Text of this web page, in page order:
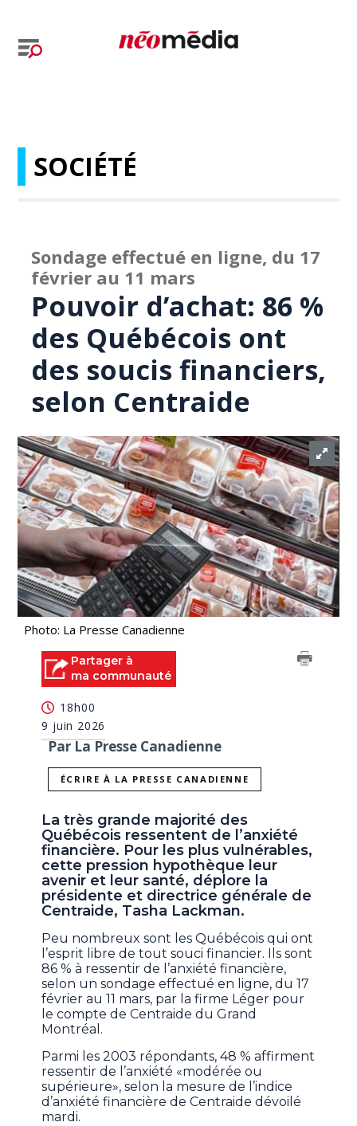
SOCIÉTÉ
Sondage effectué en ligne, du 17
février au 11 mars
Pouvoir d’achat: 86 %
des Québécois ont
des soucis financiers,
selon Centraide
Photo: La Presse Canadienne
Partager à
ma communauté
18h00
9 juin 2026
Par La Presse Canadienne
ÉCRIRE À LA PRESSE CANADIENNE
La très grande majorité des
Québécois ressentent de l’anxiété
financière. Pour les plus vulnérables,
cette pression hypothèque leur
avenir et leur santé, déplore la
présidente et directrice générale de
Centraide, Tasha Lackman.
Peu nombreux sont les Québécois qui ont
l’esprit libre de tout souci financier. Ils sont
86 % à ressentir de l’anxiété financière,
selon un sondage effectué en ligne, du 17
février au 11 mars, par la firme Léger pour
le compte de Centraide du Grand
Montréal.
Parmi les 2003 répondants, 48 % affirment
ressentir de l’anxiété «modérée ou
supérieure», selon la mesure de l’indice
d’anxiété financière de Centraide dévoilé
mardi.